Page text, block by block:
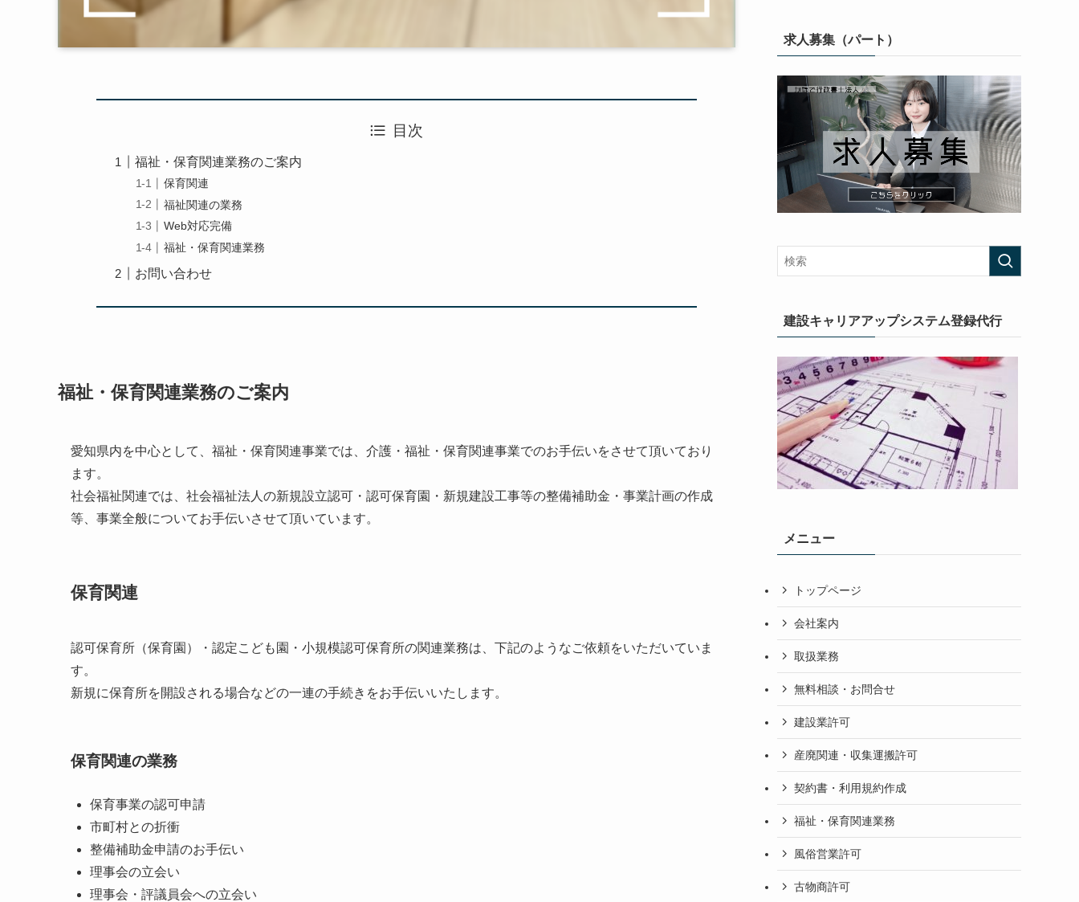
目次
福祉・保育関連業務のご案内
保育関連
福祉関連の業務
Web対応完備
福祉・保育関連業務
お問い合わせ
福祉・保育関連業務のご案内
愛知県内を中心として、福祉・保育関連事業では、介護・福祉・保育関連事業でのお手伝いをさせて頂いており
ます。
社会福祉関連では、社会福祉法人の新規設立認可・認可保育園・新規建設工事等の整備補助金・事業計画の作成
等、事業全般についてお手伝いさせて頂いています。
保育関連
認可保育所（保育園）・認定こども園・小規模認可保育所の関連業務は、下記のようなご依頼をいただいていま
す。
新規に保育所を開設される場合などの一連の手続きをお手伝いいたします。
保育関連の業務
保育事業の認可申請
市町村との折衝
整備補助金申請のお手伝い
理事会の立会い
理事会・評議員会への立会い
求人募集（パート）
建設キャリアアップシステム登録代行
メニュー
トップページ
会社案内
取扱業務
無料相談・お問合せ
建設業許可
産廃関連・収集運搬許可
契約書・利用規約作成
福祉・保育関連業務
風俗営業許可
古物商許可